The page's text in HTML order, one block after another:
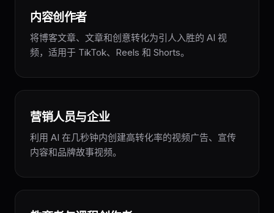
内容创作者
将博客文章、文章和创意转化为引人入胜的 AI 视
频，适用于 TikTok、Reels 和 Shorts。
营销人员与企业
利用 AI 在几秒钟内创建高转化率的视频广告、宣传
内容和品牌故事视频。